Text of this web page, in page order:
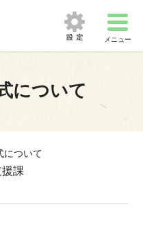
メニュー
について
について
課